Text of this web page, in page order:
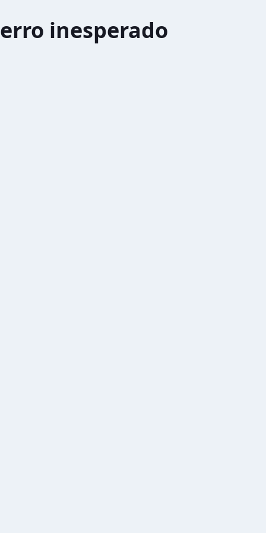
erro inesperado